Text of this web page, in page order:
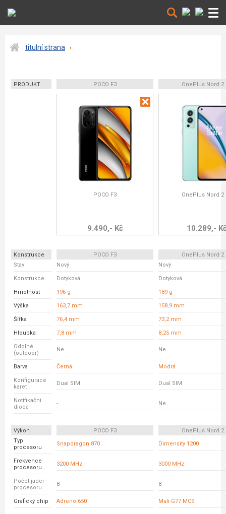
titulní strana
PRODUKT POCO F3 OnePlus Nord 2
POCO F3
9.490,- Kč
OnePlus Nord 2
10.289,-
Konstrukce POCO F3
OnePlus Nord 2
Stav
Nový Nový
Konstrukce Dotyková Dotyková
Hmotnost 196 g 189 g
Výška 163,7 mm 158,9 mm
Šířka 76,4 mm 73,2 mm
Hloubka 7,8 mm 8,25 mm
Odolné
(outdoor)
Ne Ne
Barva Černá Modrá
Konfigurace
karet
Dual SIM Dual SIM
Notifikační
dioda
- Ne
Výkon POCO F3
OnePlus Nord 2
Typ
procesoru
Snapdragon 870 Dimensity 1200
Frekvence
procesoru
3200 MHz 3000 MHz
Počet jader
procesoru
8 8
Grafický chip Adreno 650 Mali-G77 MC9